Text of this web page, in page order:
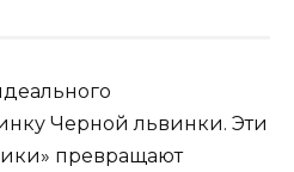
Черной львинки. Эти
превращают